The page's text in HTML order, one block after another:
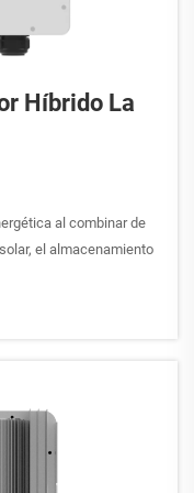
Híbrido La
al combinar de
el almacenamiento
en un único sistema
el desafío